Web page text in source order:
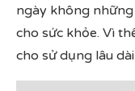
ngày không
cho sức khỏe. Vì
cho sử dụng lâu